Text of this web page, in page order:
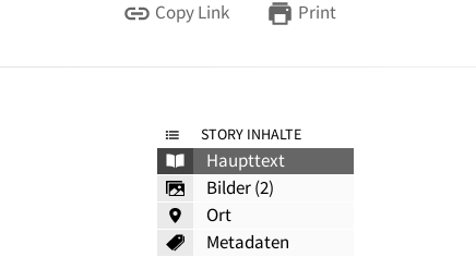
Copy Link Print
STORY INHALTE
Haupttext
Bilder (2)
Ort
Metadaten